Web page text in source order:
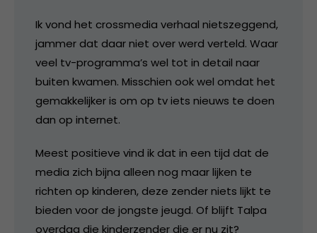
Ik vond het crossmedia verhaal nietszeggend,
jammer dat daar niet over werd verteld. Waar
veel tv-programma’s wel tot in detail naar
buiten kwamen. Misschien ook wel omdat het
gemakkelijker is om op tv iets nieuws te doen
dan op internet.
Meest positieve vind ik dat in een tijd dat de
media zich bijna alleen nog maar lijken te
richten op kinderen, deze zender niets lijkt te
bieden voor de jongste jeugd. Of blijft Talpa
overdag die kinderzender die er nu zit?